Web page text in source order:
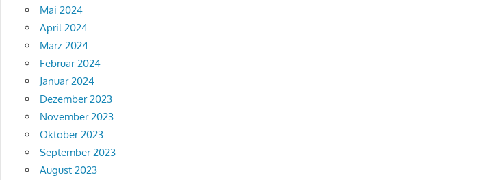
Mai 2024
April 2024
März 2024
Februar 2024
Januar 2024
Dezember 2023
November 2023
Oktober 2023
September 2023
August 2023